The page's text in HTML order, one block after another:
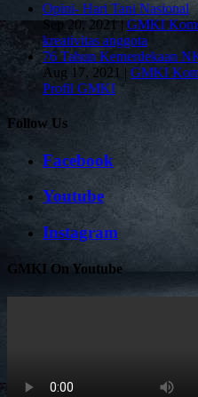
Opini- Hari Tani Nasional
Sep 20, 2021| GMKI
kreativitas anggota
76 Tahun Kemerdekaan
Aug 17, 2021 | GMKI
Profil GMKI
Follow Us
Facebook
Youtube
Instagram
GMKI On Youtube